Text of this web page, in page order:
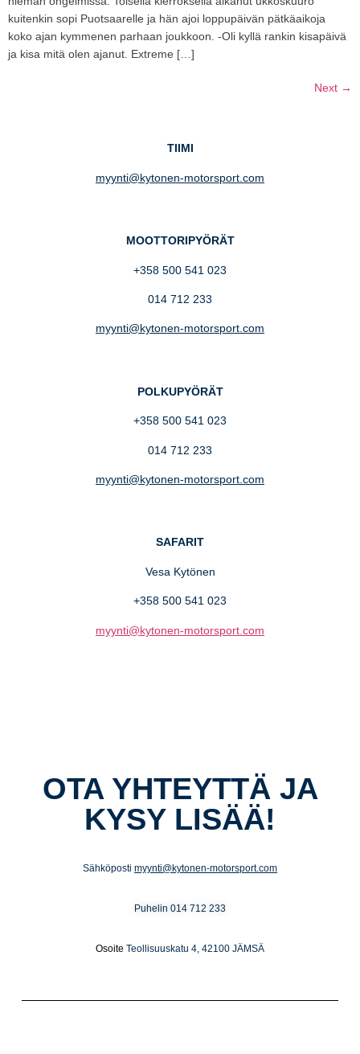
kuitenkin sopi Puotsaarelle ja hän ajoi loppupäivän pätkäaikoja
koko ajan kymmenen parhaan joukkoon. -Oli kyllä rankin kisapäivä
ja kisa mitä olen ajanut. Extreme […]
Next →
TIIMI
myynti@kytonen-motorsport.com
MOOTTORIPYÖRÄT
+358 500 541 023
014 712 233
myynti@kytonen-motorsport.com
POLKUPYÖRÄT
+358 500 541 023
014 712 233
myynti@kytonen-motorsport.com
SAFARIT
Vesa Kytönen
+358 500 541 023
myynti@kytonen-motorsport.com
OTA YHTEYTTÄ JA
KYSY LISÄÄ!
Sähköposti myynti@kytonen-motorsport.com
Puhelin 014 712 233
Osoite Teollisuuskatu 4, 42100 JÄMSÄ